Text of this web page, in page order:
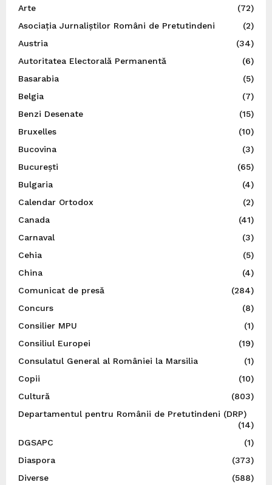
Arte
(72)
Asociația Jurnaliștilor Români de Pretutindeni
(2)
Austria
(34)
Autoritatea Electorală Permanentă
(6)
Basarabia
(5)
Belgia
(7)
Benzi Desenate
(15)
Bruxelles
(10)
Bucovina
(3)
București
(65)
Bulgaria
(4)
Calendar Ortodox
(2)
Canada
(41)
Carnaval
(3)
Cehia
(5)
China
(4)
Comunicat de presă
(284)
Concurs
(8)
Consilier MPU
(1)
Consiliul Europei
(19)
Consulatul General al României la Marsilia
(1)
Copii
(10)
Cultură
(803)
Departamentul pentru Românii de Pretutindeni (DRP)
(14)
DGSAPC
(1)
Diaspora
(373)
Diverse
(588)